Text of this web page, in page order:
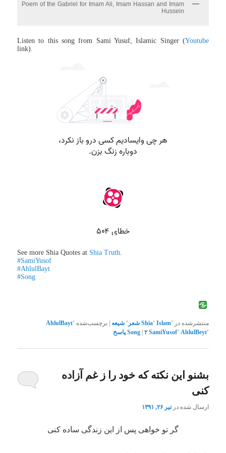
Poem of the Gabriel for Imam Ali, Imam Hassan and Imam
Hussein
Listen to this song from Sami Yusuf, Islamic Singer (Youtube
link).
See more Shia Quotes at Shia Truth.
#SamiYusof
#AhlulBayt
#Song
منتشرشده در Islam٬ Shia٬ شعر ٬ شیعه |برچسب‌شده AhlulBayt٬
AhlulBeyt٬ SamiYusof٬ Song | ۲ پاسخ
بشنو این نکته که خود را ز غم آزاده
کنی
ارسال شده درتیر ۲۶, ۱۳۹۱
گر تو خواهی پس از این زندگی ساده کنی